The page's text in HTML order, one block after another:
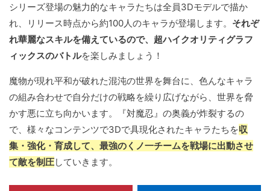
シリーズ登場の魅力的なキャラたちは全員3Dモデルで描か
れ、リリース時点から約100人のキャラが登場します。 それぞ
れ華麗なスキルを備えているので、超ハイクオリティグラフ
ィックスのバトルを楽しみましょう！
魔物が現れ平和が破れた混沌の世界を舞台に、色んなキャラ
の組み合わせで自分だけの戦略を繰り広げながら、世界を脅
かす悪に立ち向かいます。『対魔忍』の奥義が炸裂するの
で、様々なコンテンツで3Dで具現化されたキャラたちを収
集・強化・育成して、最強のくノ一チームを戦場に出動させ
て敵を制圧していきます。